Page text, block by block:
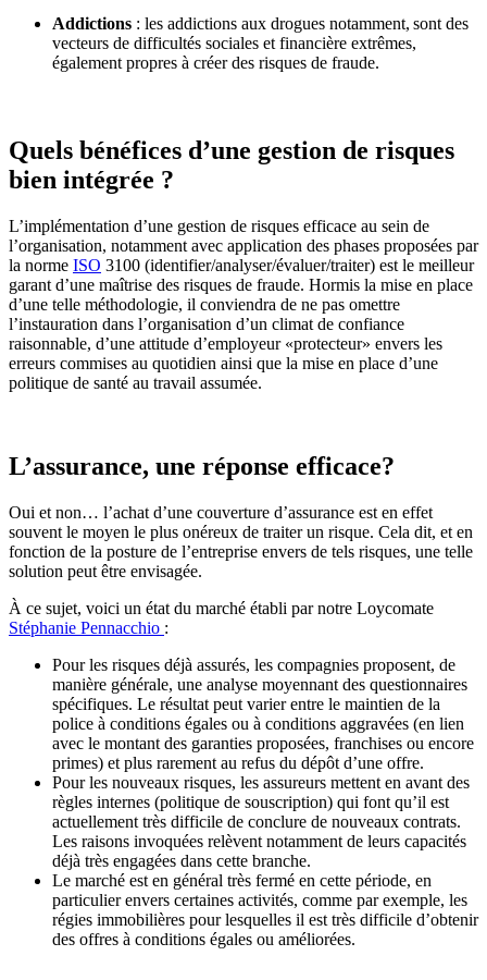
Addictions : les addictions aux drogues notamment, sont des
vecteurs de difficultés sociales et financière extrêmes,
également propres à créer des risques de fraude.
Quels bénéfices d’une gestion de risques
bien intégrée ?
L’implémentation d’une gestion de risques efficace au sein de
l’organisation, notamment avec application des phases proposées par
la norme ISO 3100 (identifier/analyser/évaluer/traiter) est le meilleur
garant d’une maîtrise des risques de fraude. Hormis la mise en place
d’une telle méthodologie, il conviendra de ne pas omettre
l’instauration dans l’organisation d’un climat de confiance
raisonnable, d’une attitude d’employeur «protecteur» envers les
erreurs commises au quotidien ainsi que la mise en place d’une
politique de santé au travail assumée.
L’assurance, une réponse efficace?
Oui et non… l’achat d’une couverture d’assurance est en effet
souvent le moyen le plus onéreux de traiter un risque. Cela dit, et en
fonction de la posture de l’entreprise envers de tels risques, une telle
solution peut être envisagée.
À ce sujet, voici un état du marché établi par notre Loycomate
Stéphanie Pennacchio :
Pour les risques déjà assurés, les compagnies proposent, de
manière générale, une analyse moyennant des questionnaires
spécifiques. Le résultat peut varier entre le maintien de la
police à conditions égales ou à conditions aggravées (en lien
avec le montant des garanties proposées, franchises ou encore
primes) et plus rarement au refus du dépôt d’une offre.
Pour les nouveaux risques, les assureurs mettent en avant des
règles internes (politique de souscription) qui font qu’il est
actuellement très difficile de conclure de nouveaux contrats.
Les raisons invoquées relèvent notamment de leurs capacités
déjà très engagées dans cette branche.
Le marché est en général très fermé en cette période, en
particulier envers certaines activités, comme par exemple, les
régies immobilières pour lesquelles il est très difficile d’obtenir
des offres à conditions égales ou améliorées.